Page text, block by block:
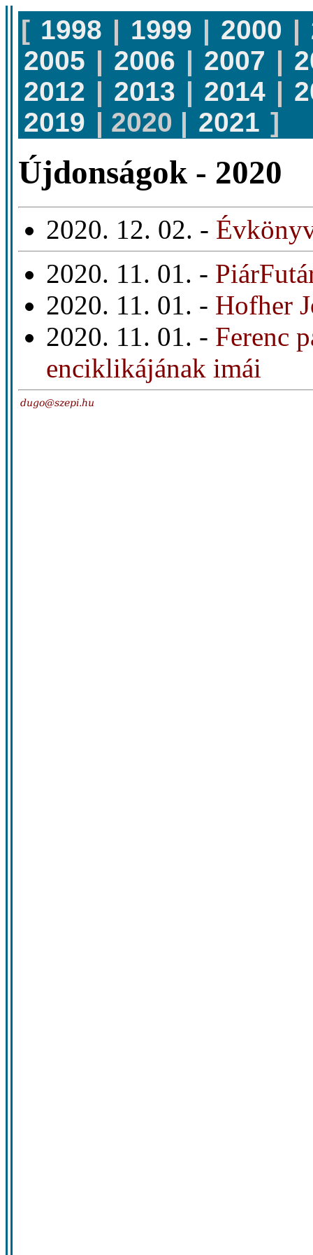
[ 1998 | 1999 | 2000 |
2005 | 2006 | 2007 |
2012 | 2013 | 2014 |
2019 | 2020 | 2021 ]
Újdonságok - 2020
2020. 12. 02. -
2020. 11. 01. -
2020. 11. 01. - Hofher
2020. 11. 01. - Ferenc
enciklikájának imái